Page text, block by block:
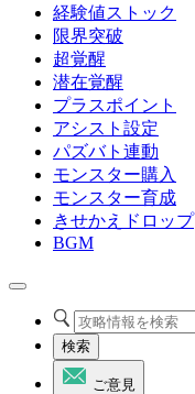
経験値ストック
限界突破
超覚醒
潜在覚醒
プラスポイント
アシスト設定
パズバト連動
モンスター購入
モンスター育成
きせかえドロップ
BGM
検索
ご意見